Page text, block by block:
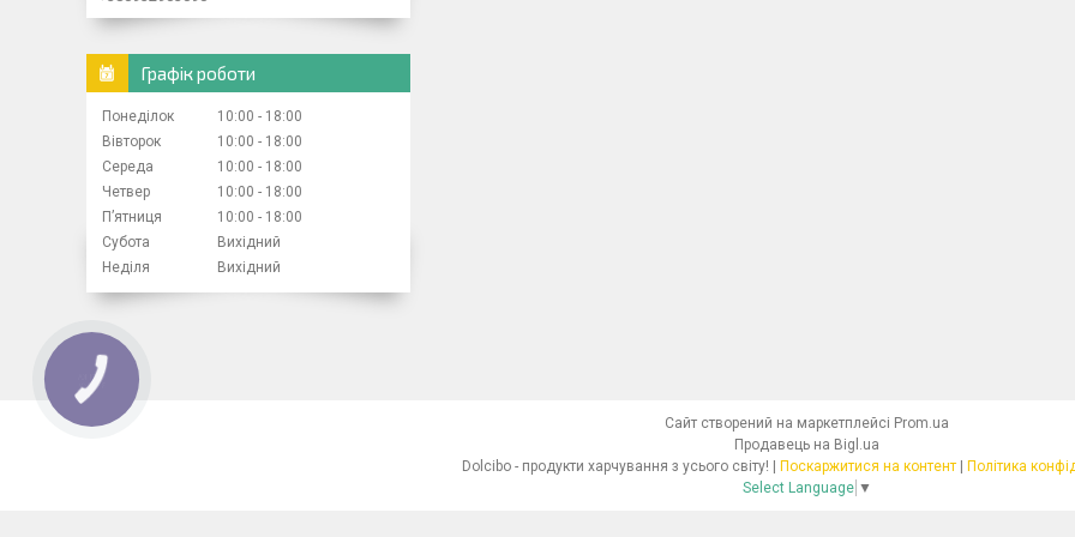
Графік роботи
Понеділок 10:00
18:00
Вівторок
10:00
18:00
Середа
10:00
18:00
Четвер
10:00
18:00
Пʼятниця
10:00
18:00
Субота
Вихідний
Неділя
Вихідний
Сайт створений на маркетплейсі Prom.ua
Продавець на Bigl.ua
Dolcibo - продукти харчування з усього світу! | Поскаржитися на контент | Політика
Select Language ▼
КНОПКА
ЗВ'ЯЗКУ